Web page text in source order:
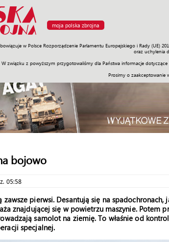
moja polska zbrojna
w Polsce Rozporządzenie Parlamentu Europejskiego i Rady (UE)
oraz uchylenia
W związku z powyższym przygotowaliśmy dla Państwa informacje
Prosimy o zaakceptowanie
Sprzęt Misje Polityka Prawo Świat
bojowo
05:58
zawsze pierwsi. Desantują się na
znajdującej się w powietrzu maszynie. Potem
samolot na ziemię. To właśnie od
specjalnej.